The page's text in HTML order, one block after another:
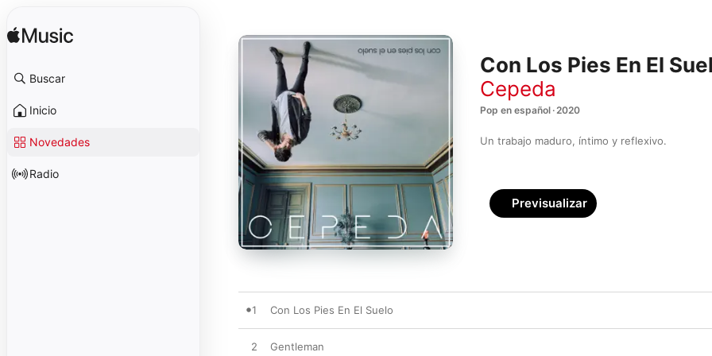
Buscar
Inicio
Novedades
Radio
Con Los Pies En El
Cepeda
Pop en español · 2020
Un trabajo maduro, íntimo y reflexivo.
Previsualizar
1 Con Los Pies En El Suelo
2 Gentleman